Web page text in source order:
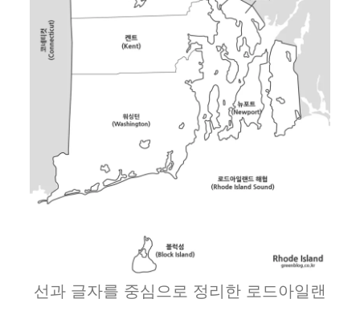
선과 글자를 중심으로 정리한 로드아일랜